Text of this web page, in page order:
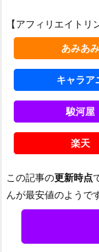
【アフィリエイト
あみあみ
キャラア
駿河屋
楽天
この記事の更新時点
んが最安値のようで